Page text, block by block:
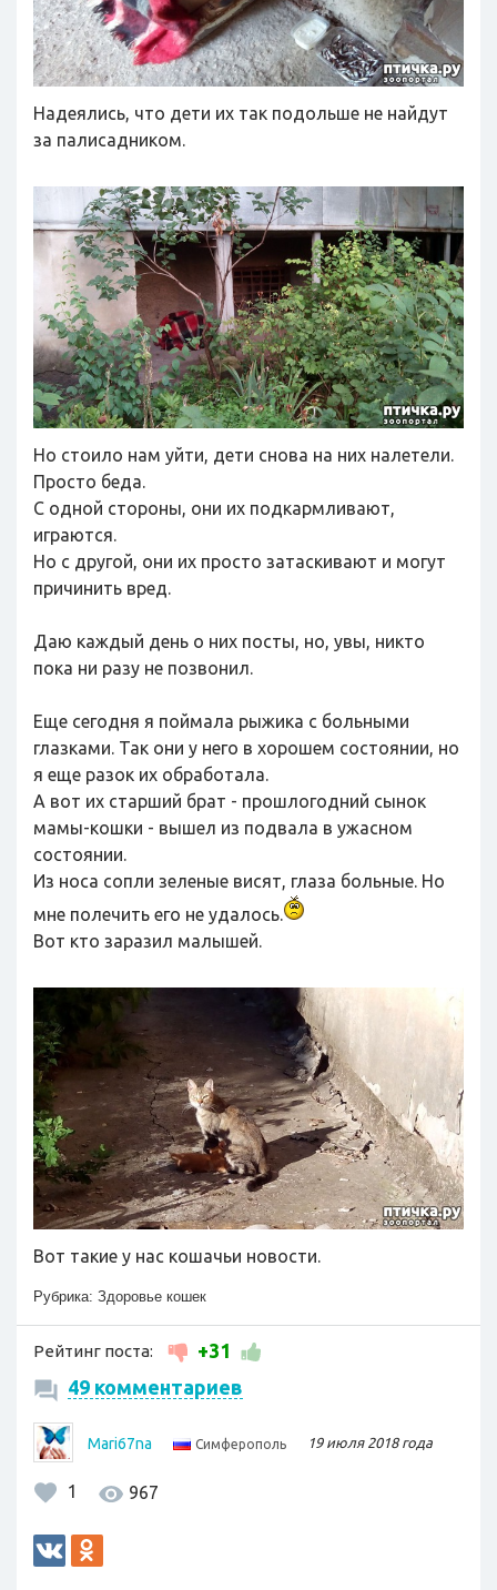
Надеялись, что дети их так подольше не найдут
за палисадником.
Но стоило нам уйти, дети снова на них налетели.
Просто беда.
С одной стороны, они их подкармливают,
играются.
Но с другой, они их просто затаскивают и могут
причинить вред.
Даю каждый день о них посты, но, увы, никто
пока ни разу не позвонил.
Еще сегодня я поймала рыжика с больными
глазками. Так они у него в хорошем состоянии, но
я еще разок их обработала.
А вот их старший брат - прошлогодний сынок
мамы-кошки - вышел из подвала в ужасном
состоянии.
Из носа сопли зеленые висят, глаза больные. Но
мне полечить его не удалось.
Вот кто заразил малышей.
Вот такие у нас кошачьи новости.
Рубрика: Здоровье кошек
Рейтинг поста:
+31
49 комментариев
Mari67na Симферополь 19 июля 2018 года
1 967